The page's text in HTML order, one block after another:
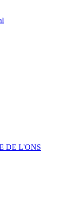
DE L'ONS